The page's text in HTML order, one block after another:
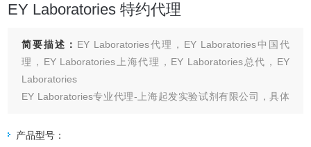
EY Laboratories 特约代理
简要描述： EY Laboratories代理，EY Laboratories中国代
理，EY Laboratories上海代理，EY Laboratories总代，EY
Laboratories
EY Laboratories专业代理-上海起发实验试剂有限公司，具体
产品型号：